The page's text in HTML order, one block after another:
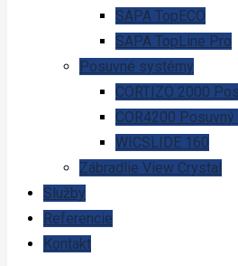
SAPA TopECO
SAPA TopLine Pro
Posuvné systémy
CORTIZO 2000
COR4200
WICSLIDE 160
Zábradlie View Crystal
Služby
Referencie
Kontakt